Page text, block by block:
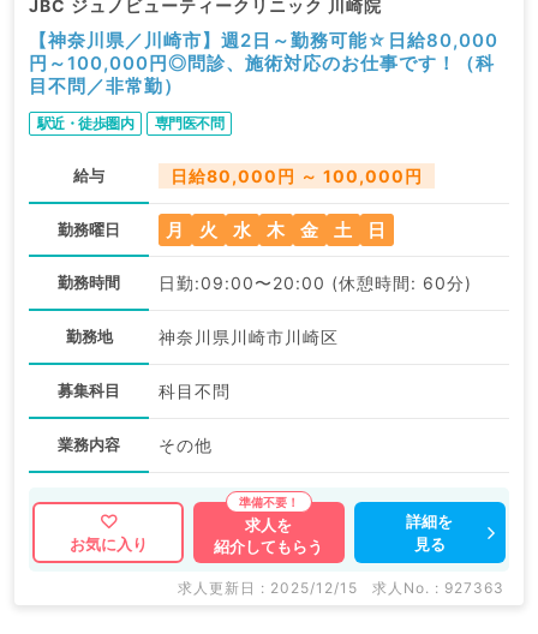
JBC ジュノビューティークリニック 川崎院
【神奈川県／川崎市】週2日～勤務可能☆日給80,000
円～100,000円◎問診、施術対応のお仕事です！（科
目不問／非常勤）
駅近・徒歩圏内 専門医不問
給与 日給80,000円 ～ 100,000円
勤務曜日 月 火 水 木 金 土 日
勤務時間 日勤:09:00〜20:00 (休憩時間: 60分)
勤務地 神奈川県川崎市川崎区
募集科目 科目不問
業務内容 その他
お気に入り
求人を
紹介してもらう
詳細を
見る
求人更新日 : 2025/12/15 求人No. : 927363